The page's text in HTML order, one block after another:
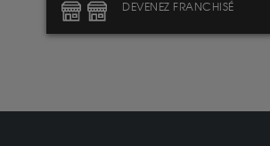
DEVENEZ FRANCHISÉ